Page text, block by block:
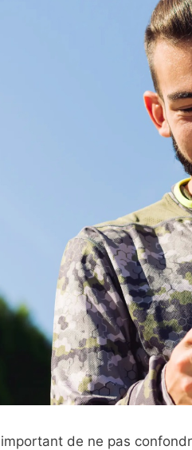
de ne pas